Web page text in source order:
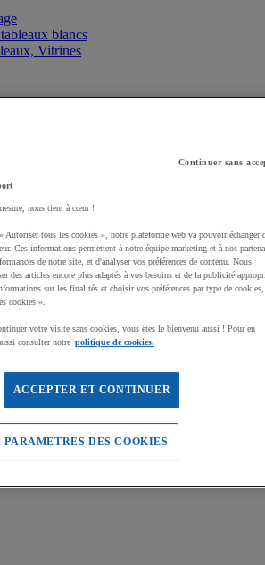
blancs
Vitrines
de bureau
Continuer sans
nous tient à cœur !
tous les cookies », notre plateforme web va pouvoir échanger
Ces informations permettent à notre équipe marketing et à nos
de notre site, et d'analyser vos préférences de contenu. Nous
des articles encore plus adaptés à vos besoins et de la publicité
sur les finalités et choisir vos préférences par type de cookies,
cookies ».
votre visite sans cookies, vous êtes le bienvenu aussi ! Pour en
consulter notre politique de cookies.
ACCEPTER ET CONTINUER
PARAMETRES DES COOKIES